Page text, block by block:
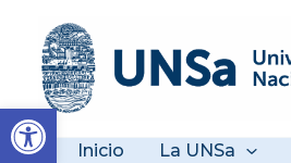
Abrir barra de
contenido
Inicio La UNSa